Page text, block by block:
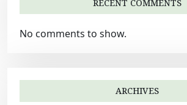
RECENT COMMENTS
No comments to show.
ARCHIVES